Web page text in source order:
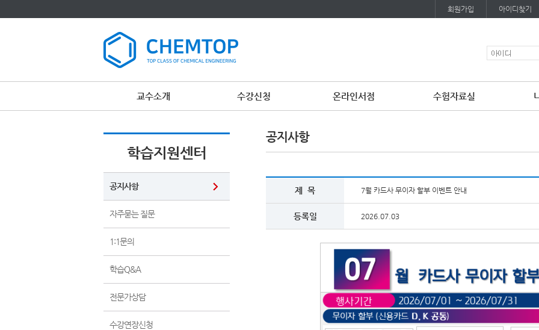
회원가입 아이디찾기
교수소개 수강신청 온라인서점 수험자료실
학습지원센터
공지사항
자주묻는 질문
1:1문의
학습Q&A
전문가상담
수강연장신청
공지사항
제 목 7월 카드사 무이자 할부 이벤트 안내
등록일 2026.07.03